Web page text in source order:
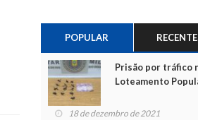
POPULAR
Prisão por tráfico
Loteamento
18 de dezembro de 2021